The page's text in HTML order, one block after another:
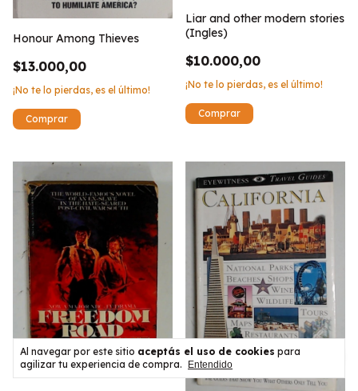
Al navegar por este sitio aceptás el uso de cookies para
agilizar tu experiencia de compra.
Entendido
Honour Among Thieves
$13.000,00
¡No te lo pierdas, es el último!
Liar and other modern stories
(Ingles)
$10.000,00
¡No te lo pierdas, es el último!